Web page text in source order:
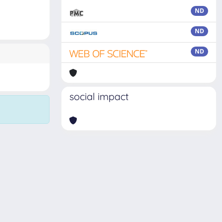
ND
ND
ND
social impact